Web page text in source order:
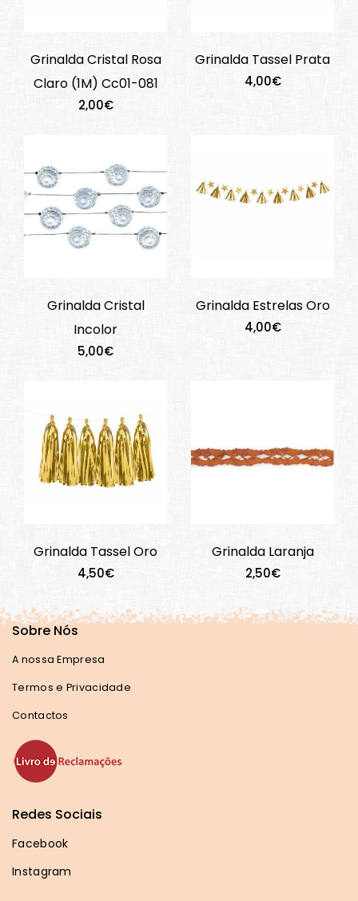
Grinalda Cristal Rosa
Claro (1M) Cc01-081
2,00€
Grinalda Tassel Prata
4,00€
Grinalda Cristal
Incolor
5,00€
Grinalda Estrelas Oro
4,00€
Grinalda Tassel Oro
4,50€
Grinalda Laranja
2,50€
Sobre Nós
A nossa Empresa
Termos e Privacidade
Contactos
Redes Sociais
Facebook
Instagram